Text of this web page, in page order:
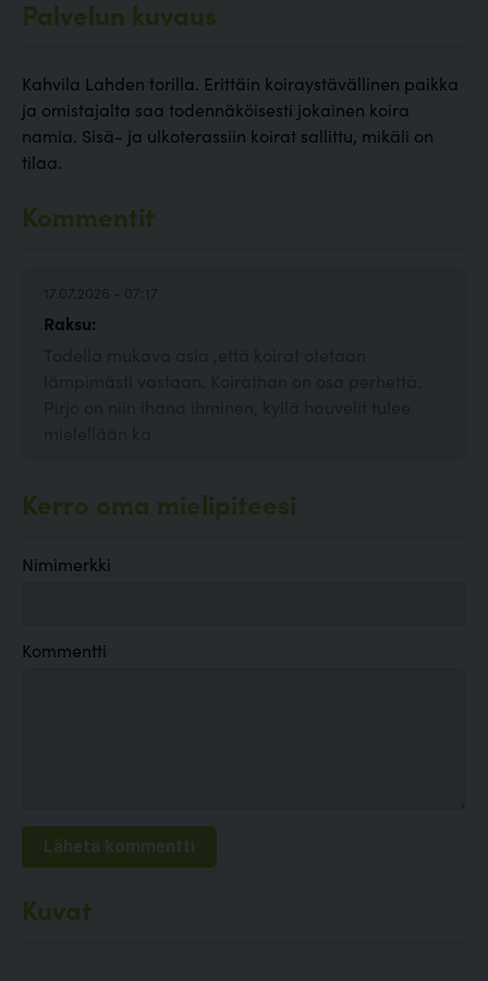
Palvelun kuvaus
Kahvila Lahden torilla. Erittäin koiraystävällinen paikka
ja omistajalta saa todennäköisesti jokainen koira
namia. Sisä- ja ulkoterassiin koirat sallittu, mikäli on
tilaa.
Kommentit
Raksu:
Kerro oma mielipiteesi
Nimimerkki
Kommentti
Kuvat